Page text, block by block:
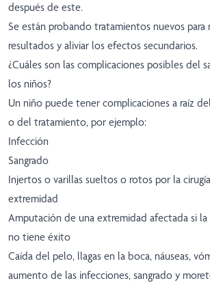
después de este.
Se están probando tratamientos nuevos para
resultados y aliviar los efectos secundarios.
¿Cuáles son las complicaciones posibles del
los niños?
Un niño puede tener complicaciones a raíz
o del tratamiento, por ejemplo:
Infección
Sangrado
Injertos o varillas sueltos o rotos por la
extremidad
Amputación de una extremidad afectada si la
no tiene éxito
Caída del pelo, llagas en la boca, náuseas,
aumento de las infecciones, sangrado y